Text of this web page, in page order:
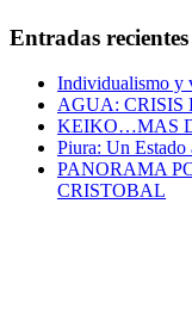
de
Entradas recientes
Individualismo y
AGUA: CRISIS
KEIKO…MAS
Piura: Un Estado
PANORAMA
CRISTOBAL